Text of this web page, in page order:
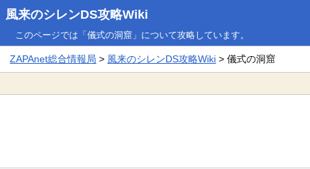
風来のシレンDS攻略Wiki
このページでは「儀式の洞窟」について攻略しています。
ZAPAnet総合情報局 > 風来のシレンDS攻略Wiki > 儀式の洞窟